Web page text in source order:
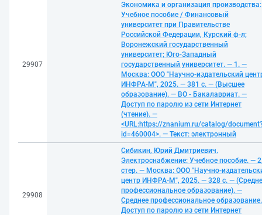
29907
Экономика и организация производства:
Учебное пособие / Финансовый
университет при Правительстве
Российской Федерации, Курский ф-л;
Воронежский государственный
университет; Юго-Западный
государственный университет. — 1. —
Москва: ООО "Научно-издательский
ИНФРА-М", 2025. — 381 с. — (Высшее
образование). — ВО - Бакалавриат. —
Доступ по паролю из сети Интернет
(чтение). —
<URL:https://znanium.ru/catalog/
id=460004>. — Текст: электронный
29908
Сибикин, Юрий Дмитриевич.
Электроснабжение: Учебное пособие. —
стер. — Москва: ООО "Научно-
центр ИНФРА-М", 2025. — 328 с. —
профессиональное образование). —
Среднее профессиональное
Доступ по паролю из сети Интернет